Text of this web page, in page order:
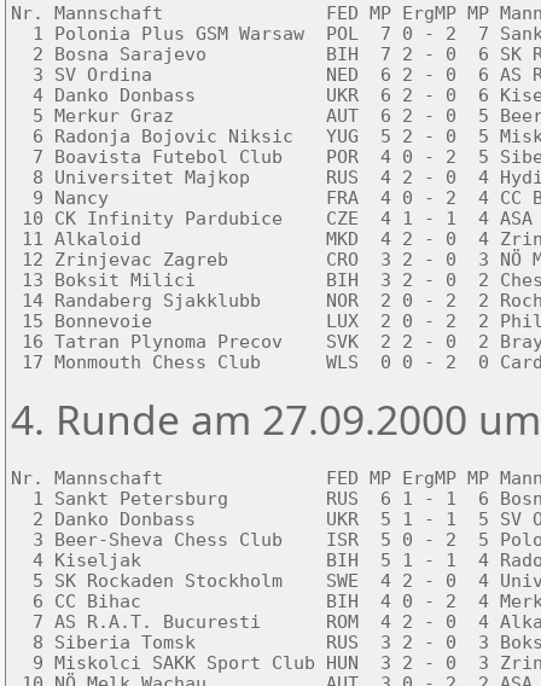
Nr. Mannschaft               FED MP ErgMP MP
1 Polonia Plus GSM Warsaw  POL  7 0 - 2  7
2 Bosna Sarajevo           BIH  7 2 - 0  6 SK
3 SV Ordina                NED  6 2 - 0  6 AS
4 Danko Donbass            UKR  6 2 - 0  6
5 Merkur Graz              AUT  6 2 - 0  5
6 Radonja Bojovic Niksic   YUG  5 2 - 0  5
7 Boavista Futebol Club    POR  4 0 - 2  5
8 Universitet Majkop       RUS  4 2 - 0  4
9 Nancy                    FRA  4 0 - 2  4 CC
10 CK Infinity Pardubice    CZE  4 1 - 1  4
11 Alkaloid                 MKD  4 2 - 0  4
12 Zrinjevac Zagreb         CRO  3 2 - 0  3
13 Boksit Milici            BIH  3 2 - 0  2
14 Randaberg Sjakklubb      NOR  2 0 - 2  2
15 Bonnevoie                LUX  2 0 - 2  2
16 Tatran Plynoma Precov    SVK  2 2 - 0  2
17 Monmouth Chess Club      WLS  0 0 - 2  0
4. Runde am 27.09.2000
Nr. Mannschaft               FED MP ErgMP MP
1 Sankt Petersburg         RUS  6 1 - 1  6
2 Danko Donbass            UKR  5 1 - 1  5 SV
3 Beer-Sheva Chess Club    ISR  5 0 - 2  5
4 Kiseljak                 BIH  5 1 - 1  4
5 SK Rockaden Stockholm    SWE  4 2 - 0  4
6 CC Bihac                 BIH  4 0 - 2  4
7 AS R.A.T. Bucuresti      ROM  4 2 - 0  4
8 Siberia Tomsk            RUS  3 2 - 0  3
9 Miskolci SAKK Sport Club HUN  3 2 - 0  3